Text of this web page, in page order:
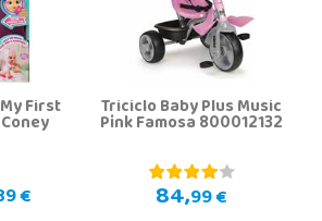
First
€
Triciclo Baby Plus Music
Pink Famosa 800012132
84,99 €